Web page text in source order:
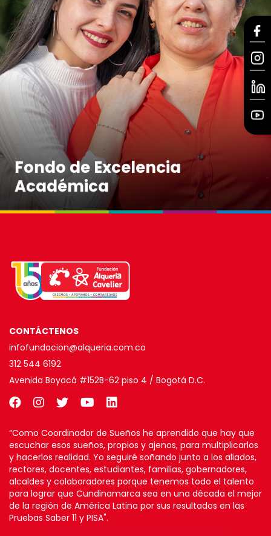
Fondo de Excelencia
Académica
CONTÁCTENOS
infofundacion@alqueria.com.co
312 544 6192
Avenida Boyacá #152B-62 piso 4 / Bogotá D.C.
“Como Coordinador de Sueños he aprendido que hay que
escuchar esos sueños, propios y ajenos, para multiplicarlos
y hacerlos realidad. Yo seguiré soñando junto a los aliados,
rectores, docentes, estudiantes, familias, gobernadores,
alcaldes y colaboradores porque tenemos todo el talento
para lograr que Cundinamarca sea en una década el mejor
de la región de América Latina por sus resultados en las
Pruebas Saber 11 y PISA".